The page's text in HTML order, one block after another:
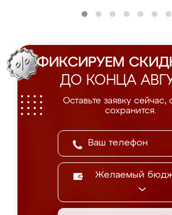
ФИКСИРУЕМ
ДО КОНЦА
Оставьте заявку сейчас,
сохранится.
Желаемый